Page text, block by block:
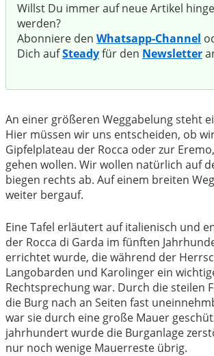
Willst Du immer auf neue Artikel
werden?
Abonniere den Whatsapp-Channel
Dich aufSteadyfür den Newsletter
An einer größeren Weggabelung steht
Hier müssen wir uns entscheiden, ob
Gipfelplateau der Rocca oder zur
gehen wollen. Wir wollen natürlich auf
biegen rechts ab. Auf einem breiten
weiter bergauf.
Eine Tafel erläutert auf italienisch und
der Rocca di Garda im fünften
errichtet wurde, die während der
Langobarden und Karolinger ein
Rechtsprechung war. Durch die steilen
die Burg nach an Seiten fast
war sie durch eine große Mauer
jahrhundert wurde die Burganlage
nur noch wenige Mauerreste übrig.